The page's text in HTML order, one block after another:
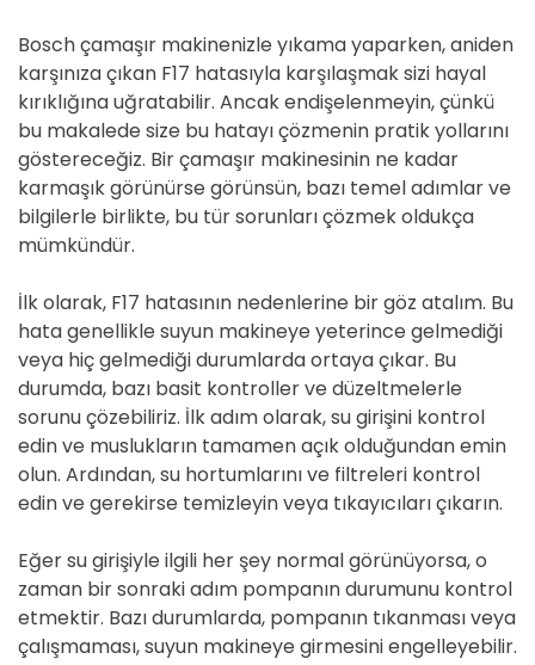
Bosch çamaşır makinenizle yıkama yaparken, aniden
karşınıza çıkan F17 hatasıyla karşılaşmak sizi hayal
kırıklığına uğratabilir. Ancak endişelenmeyin, çünkü
bu makalede size bu hatayı çözmenin pratik yollarını
göstereceğiz. Bir çamaşır makinesinin ne kadar
karmaşık görünürse görünsün, bazı temel adımlar ve
bilgilerle birlikte, bu tür sorunları çözmek oldukça
mümkündür.
İlk olarak, F17 hatasının nedenlerine bir göz atalım. Bu
hata genellikle suyun makineye yeterince gelmediği
veya hiç gelmediği durumlarda ortaya çıkar. Bu
durumda, bazı basit kontroller ve düzeltmelerle
sorunu çözebiliriz. İlk adım olarak, su girişini kontrol
edin ve muslukların tamamen açık olduğundan emin
olun. Ardından, su hortumlarını ve filtreleri kontrol
edin ve gerekirse temizleyin veya tıkayıcıları çıkarın.
Eğer su girişiyle ilgili her şey normal görünüyorsa, o
zaman bir sonraki adım pompanın durumunu kontrol
etmektir. Bazı durumlarda, pompanın tıkanması veya
çalışmaması, suyun makineye girmesini engelleyebilir.